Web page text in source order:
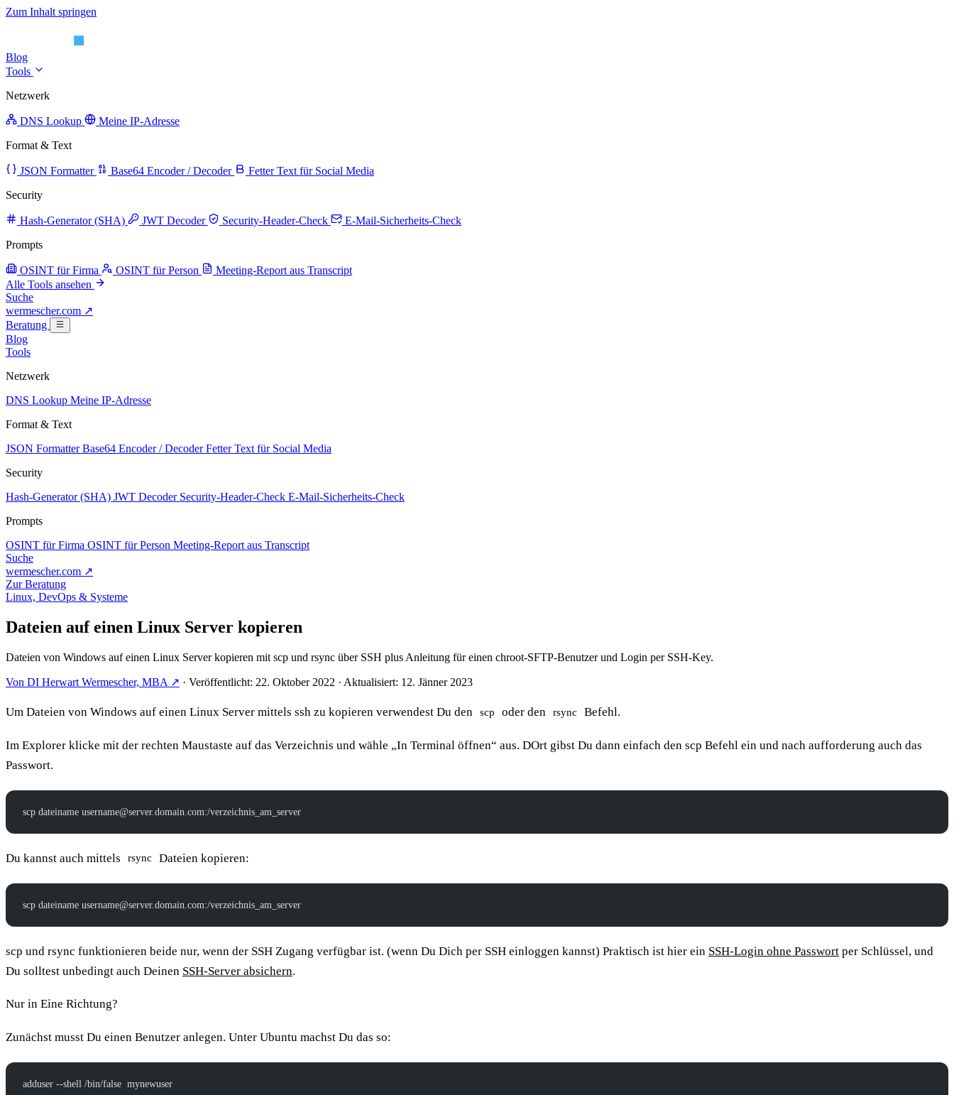
Zum Inhalt springen
Blog
Tools
Netzwerk
DNS Lookup
Meine IP-Adresse
Format & Text
JSON Formatter Base64 Encoder / Decoder
Fetter Text für Social Media
Security
Hash-Generator (SHA) JWT Decoder Security-Header-Check
E-Mail-Sicherheits-Check
Prompts
OSINT für Firma OSINT für Person
Meeting-Report aus Transcript
Alle Tools ansehen
Suche
wermescher.com ↗
Beratung
Blog
Tools
Netzwerk
DNS Lookup Meine IP-Adresse
Format & Text
JSON FormatterBase64 Encoder / DecoderFetter Text für Social Media
Security
Hash-Generator (SHA) JWT Decoder Security-Header-Check E-Mail-Sicherheits-Check
Prompts
OSINT für Firma OSINT für Person Meeting-Report aus Transcript
Suche
wermescher.com ↗
Zur Beratung
Linux, DevOps & Systeme
Dateien auf einen Linux Server kopieren
Dateien von Windows auf einen Linux Server kopieren mit scp und rsync über SSH plus Anleitung für einen chroot-SFTP-Benutzer und Login per SSH-Key.
Von DI Herwart Wermescher, MBA ↗ · Veröffentlicht: 22. Oktober 2022 · Aktualisiert: 12. Jänner 2023
Um Dateien von Windows auf einen Linux Server mittels ssh zu kopieren verwendest Du den scp oder den rsync Befehl.
Im Explorer klicke mit der rechten Maustaste auf das Verzeichnis und wähle „In Terminal öffnen“ aus. DOrt gibst Du dann einfach den scp Befehl ein und nach aufforderung auch das
Passwort.
scp dateiname username@server.domain.com:/verzeichnis_am_server
Du kannst auch mittels rsync Dateien kopieren:
scp dateiname username@server.domain.com:/verzeichnis_am_server
scp und rsync funktionieren beide nur, wenn der SSH Zugang verfügbar ist. (wenn Du Dich per SSH einloggen kannst) Praktisch ist hier ein SSH-Login ohne Passwort per Schlüssel, und
Du solltest unbedingt auch Deinen SSH-Server absichern.
Nur in Eine Richtung?
Zunächst musst Du einen Benutzer anlegen. Unter Ubuntu machst Du das so:
adduser --shell /bin/false  mynewuser